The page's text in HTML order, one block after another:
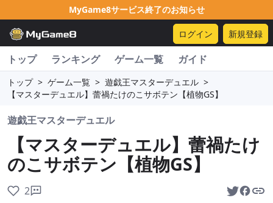
MyGame8サービス終了のお知らせ
ログイン 新規登録
トップ ランキング ゲーム一覧 ガイド
トップ > ゲーム一覧 > 遊戯王マスターデュエル >
【マスターデュエル】蕾禍たけのこサボテン【植物GS】
遊戯王マスターデュエル
【マスターデュエル】蕾禍たけ
のこサボテン【植物GS】
2